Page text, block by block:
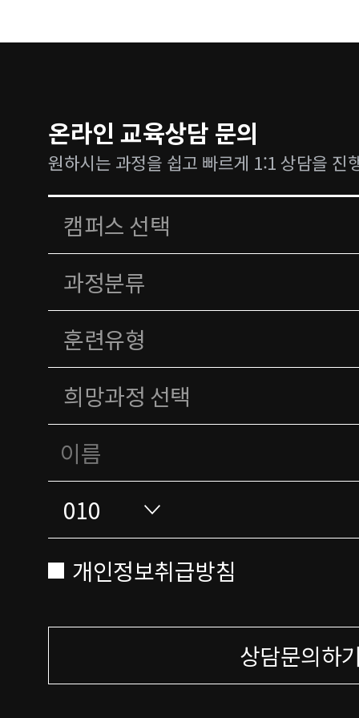
온라인 교육상담 문의
원하시는 과정을 쉽고 빠르게 1:1 상담을 진
개인정보취급방침
상담문의하